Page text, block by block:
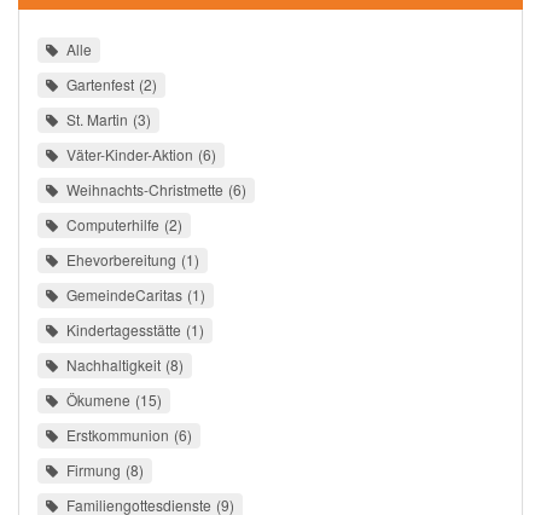
Alle
Gartenfest 2
St. Martin 3
Väter-Kinder-Aktion 6
Weihnachts-Christmette 6
Computerhilfe 2
Ehevorbereitung 1
GemeindeCaritas 1
Kindertagesstätte 1
Nachhaltigkeit 8
Ökumene 15
Erstkommunion 6
Firmung 8
Familiengottesdienste 9